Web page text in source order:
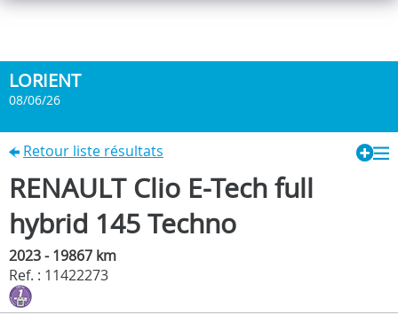
LORIENT
08/06/26
Retour liste résultats
RENAULT Clio E-Tech full
hybrid 145 Techno
2023 - 19867 km
Ref. : 11422273